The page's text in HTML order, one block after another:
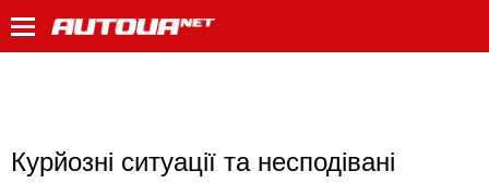
Курйозні ситуації та несподівані